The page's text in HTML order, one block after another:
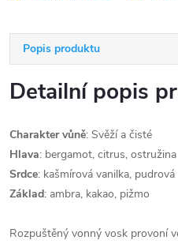
Popis produktu
Detailní popis
Charakter vůně: Svěží a čisté
Hlava: bergamot, citrus, ostružina
Srdce: kašmírová vanilka,
Základ: ambra, kakao, pižmo
Rozpuštěný vonný vosk provoní